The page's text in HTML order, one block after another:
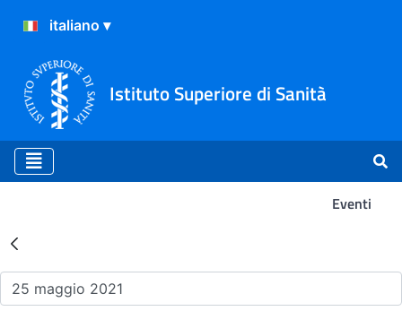
Istituto Superiore di Sanità
Eventi
Risultati della Ricerca -